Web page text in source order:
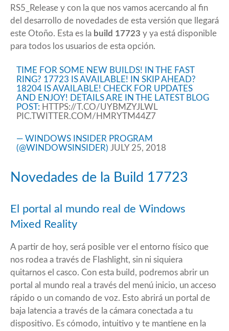
RS5_Release y con la que nos vamos acercando al fin
del desarrollo de novedades de esta versión que llegará
este Otoño. Esta es la build 17723 y ya está disponible
para todos los usuarios de esta opción.
TIME FOR SOME NEW BUILDS! IN THE FAST
RING? 17723 IS AVAILABLE! IN SKIP AHEAD?
18204 IS AVAILABLE! CHECK FOR UPDATES
AND ENJOY! DETAILS ARE IN THE LATEST BLOG
POST: HTTPS://T.CO/UYBMZYJLWL
PIC.TWITTER.COM/HMRYTM44Z7
— WINDOWS INSIDER PROGRAM
(@WINDOWSINSIDER) JULY 25, 2018
Novedades de la Build 17723
El portal al mundo real de Windows
Mixed Reality
A partir de hoy, será posible ver el entorno físico que
nos rodea a través de Flashlight, sin ni siquiera
quitarnos el casco. Con esta build, podremos abrir un
portal al mundo real a través del menú inicio, un acceso
rápido o un comando de voz. Esto abrirá un portal de
baja latencia a través de la cámara conectada a tu
dispositivo. Es cómodo, intuitivo y te mantiene en la